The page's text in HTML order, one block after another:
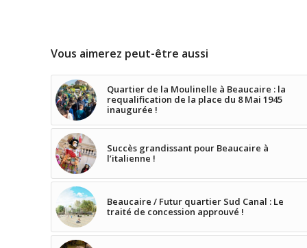
Vous aimerez peut-être aussi
Quartier de la Moulinelle à Beaucaire : la
requalification de la place du 8 Mai 1945
inaugurée !
Succès grandissant pour Beaucaire à
l’italienne !
Beaucaire / Futur quartier Sud Canal : Le
traité de concession approuvé !